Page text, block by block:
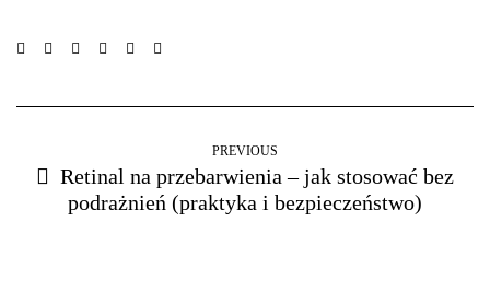
PREVIOUS
Retinal na przebarwienia – jak stosować bez
podrażnień (praktyka i bezpieczeństwo)